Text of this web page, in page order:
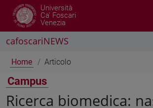
Università
Ca' Foscari
Venezia
cafoscariNEWS
Home Articolo
Campus
Ricerca biomedica: